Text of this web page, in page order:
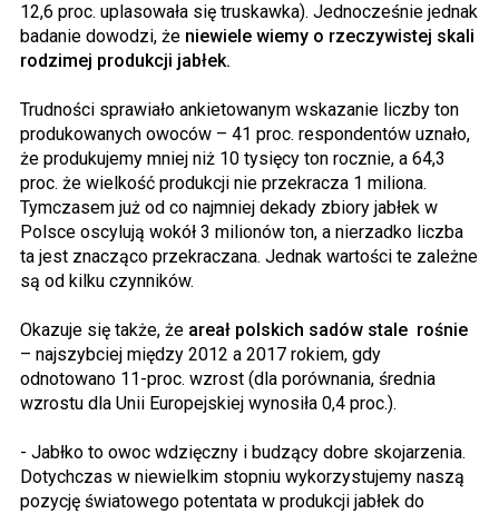
12,6 proc. uplasowała się truskawka). Jednocześnie jednak
badanie dowodzi, że niewiele wiemy o rzeczywistej skali
rodzimej produkcji jabłek.
Trudności sprawiało ankietowanym wskazanie liczby ton
produkowanych owoców – 41 proc. respondentów uznało,
że produkujemy mniej niż 10 tysięcy ton rocznie, a 64,3
proc. że wielkość produkcji nie przekracza 1 miliona.
Tymczasem już od co najmniej dekady zbiory jabłek w
Polsce oscylują wokół 3 milionów ton, a nierzadko liczba
ta jest znacząco przekraczana. Jednak wartości te zależne
są od kilku czynników.
Okazuje się także, że areał polskich sadów stale rośnie
– najszybciej między 2012 a 2017 rokiem, gdy
odnotowano 11-proc. wzrost (dla porównania, średnia
wzrostu dla Unii Europejskiej wynosiła 0,4 proc.).
- Jabłko to owoc wdzięczny i budzący dobre skojarzenia.
Dotychczas w niewielkim stopniu wykorzystujemy naszą
pozycję światowego potentata w produkcji jabłek do